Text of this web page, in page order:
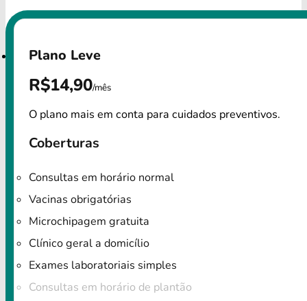
Plano Leve
R$14,90/mês
O plano mais em conta para cuidados preventivos.
Coberturas
Consultas em horário normal
Vacinas obrigatórias
Microchipagem gratuita
Clínico geral a domicílio
Exames laboratoriais simples
Consultas em horário de plantão